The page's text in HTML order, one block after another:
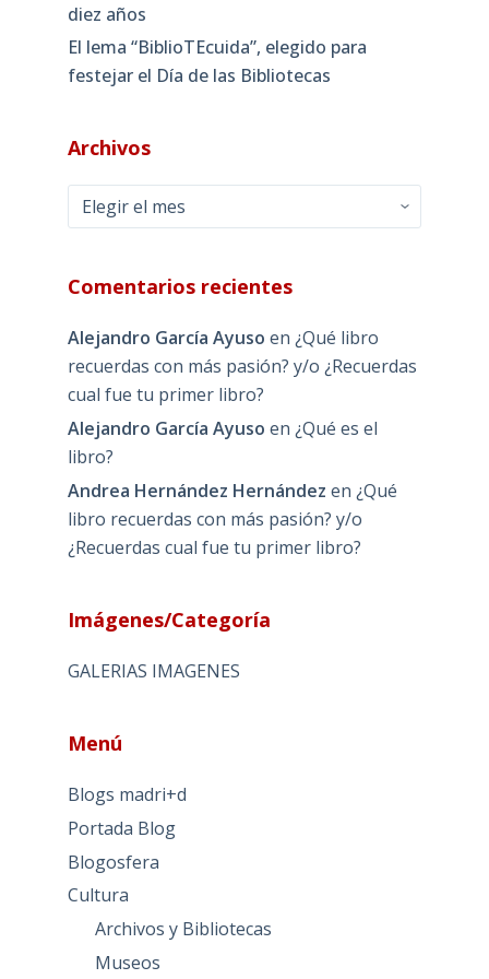
diez años
El lema “BiblioTEcuida”, elegido para
festejar el Día de las Bibliotecas
Archivos
Archivos
Comentarios recientes
Alejandro García Ayuso en ¿Qué libro
recuerdas con más pasión? y/o ¿Recuerdas
cual fue tu primer libro?
Alejandro García Ayuso en ¿Qué es el
libro?
Andrea Hernández Hernández en ¿Qué
libro recuerdas con más pasión? y/o
¿Recuerdas cual fue tu primer libro?
Imágenes/Categoría
GALERIAS IMAGENES
Menú
Blogs madri+d
Portada Blog
Blogosfera
Cultura
Archivos y Bibliotecas
Museos